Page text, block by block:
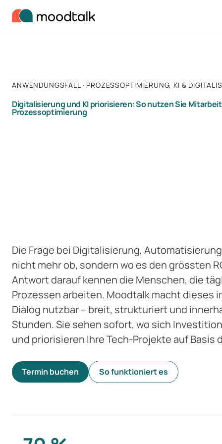
ANWENDUNGSFALL · PROZESSOPTIMIERUNG, KI &
Digitalisierung und KI priorisieren: So nutzen Sie
Prozessoptimierung
Die Frage bei Digitalisierung,
nicht mehr ob, sondern wo es den grössten
Antwort darauf kennen die Menschen, die
Prozessen arbeiten. Moodtalk macht dieses
Dialog nutzbar – breit, strukturiert und
Stunden. Sie sehen sofort, wo sich
und priorisieren Ihre Tech-Projekte auf Basis
Termin buchen So funktioniert es